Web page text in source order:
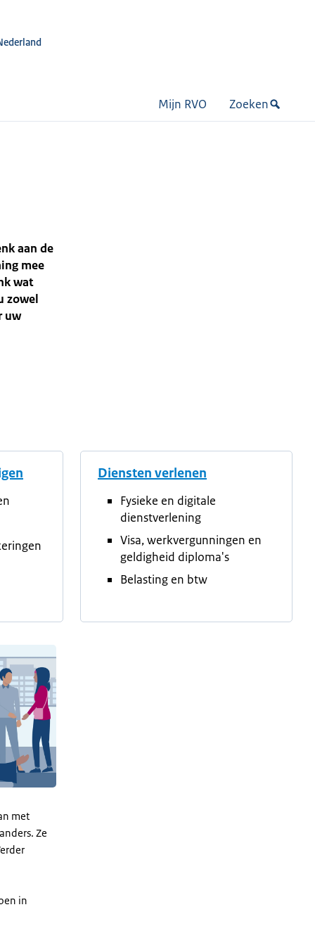
Mijn RVO Zoeken
aan de
mee
wat
zowel
uw
Diensten verlenen
Fysieke en digitale
dienstverlening
Visa, werkvergunningen en
geldigheid diploma's
Belasting en btw
met
Ze
in